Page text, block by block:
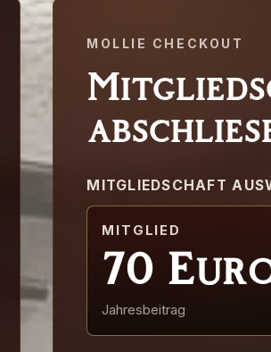
MOLLIE CHECKOUT
MITGLIEDSCHAFT
MITGLIED
70
Jahresbeitrag